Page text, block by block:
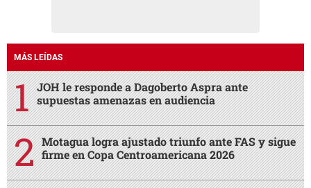
MÁS LEÍDAS
JOH le responde a Dagoberto Aspra ante
supuestas amenazas en audiencia
Motagua logra ajustado triunfo ante FAS y sigue
firme en Copa Centroamericana 2026